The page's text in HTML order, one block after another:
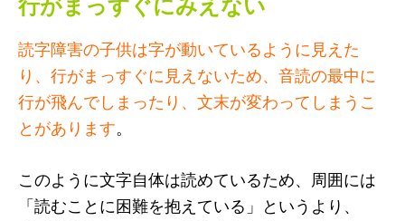
読字障害の子供は字が動いているように見えた
り、行がまっすぐに見えないため、音読の最中に
行が飛んでしまったり、文末が変わってしまうこ
とがあります。
このように文字自体は読めているため、周囲には
「読むことに困難を抱えている」というより、